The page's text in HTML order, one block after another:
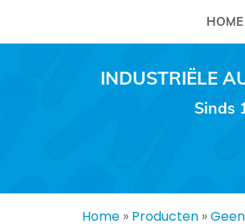
HOME
INDUSTRIËLE
Sinds
Home » Producten »